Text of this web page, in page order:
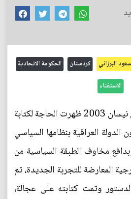
البرزاني كردستان الحكومة الاتحادية
الاستفتاء
بعد التغير السياسي في نيسان 2003 ظهرت الحاجة لكتابة
العراقية بنظامها السياسي
مخاوف الطبقة السياسية من
المعارضة للتجربة الجديدة، تم
وتمت كتابته على عجالة،